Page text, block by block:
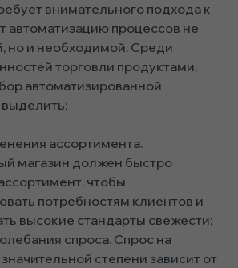
внимательного подхода к
автоматизацию процессов не
но и необходимой. Среди
торговли продуктами,
автоматизированной
ассортимента.
магазин должен быстро
чтобы
потребностям клиентов и
высокие стандарты свежести;
спроса. Спрос на
степени зависит от